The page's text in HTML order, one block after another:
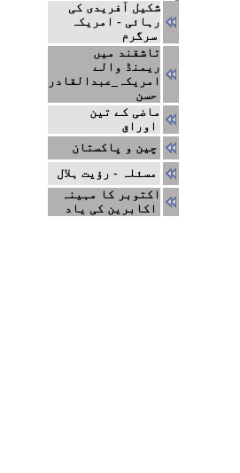
شکیل آفریدی کی
رہائی - امریکہ
سرگرم
تاشقند میں
ریمنڈ والے
امریکہ_عبدالقادر
حسن
ماضی کے تین
اوراق
چین و پاکستان
مسئلہ - رؤیت ہلال
اکتوبر کا مہینہ
اکابرین کی یاد